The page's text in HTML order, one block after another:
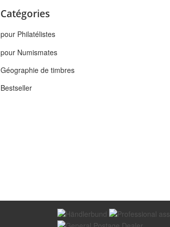
Catégories
pour Philatélistes
pour Numismates
Géographie de timbres
Bestseller